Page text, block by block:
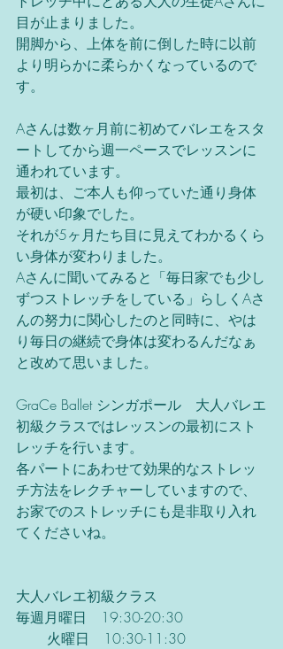
目が止まりました。
開脚から、上体を前に倒した時に以前
より明らかに柔らかくなっているので
す。
Aさんは数ヶ月前に初めてバレエをスタ
ートしてから週一ペースでレッスンに
通われています。
最初は、ご本人も仰っていた通り身体
が硬い印象でした。
それが5ヶ月たち目に見えてわかるくら
い身体が変わりました。
Aさんに聞いてみると「毎日家でも少し
ずつストレッチをしている」らしくAさ
んの努力に関心したのと同時に、やは
り毎日の継続で身体は変わるんだなぁ
と改めて思いました。
GraCe Ballet シンガポール　大人バレエ
初級クラスではレッスンの最初にスト
レッチを行います。
各パートにあわせて効果的なストレッ
チ方法をレクチャーしていますので、
お家でのストレッチにも是非取り入れ
てくださいね。
大人バレエ初級クラス
毎週月曜日　19:30-20:30
       火曜日　10:30-11:30